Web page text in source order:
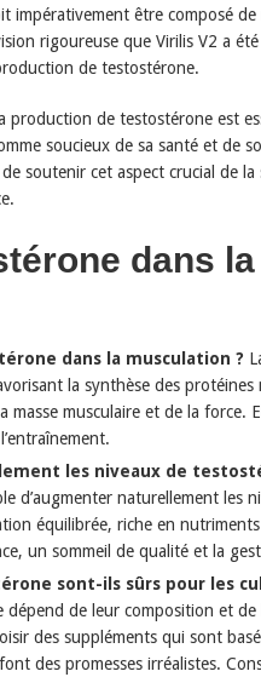
impérativement être composé
rigoureuse que Virilis V2 a
de testostérone.
production de testostérone est
soucieux de sa santé et de
soutenir cet aspect crucial de la
dans la
dans la musculation ?
la synthèse des protéines
musculaire et de la force.
les niveaux de
d’augmenter naturellement les
équilibrée, riche en
un sommeil de qualité et la
sont-ils sûrs pour les
dépend de leur composition et
des suppléments qui sont
des promesses irréalistes.